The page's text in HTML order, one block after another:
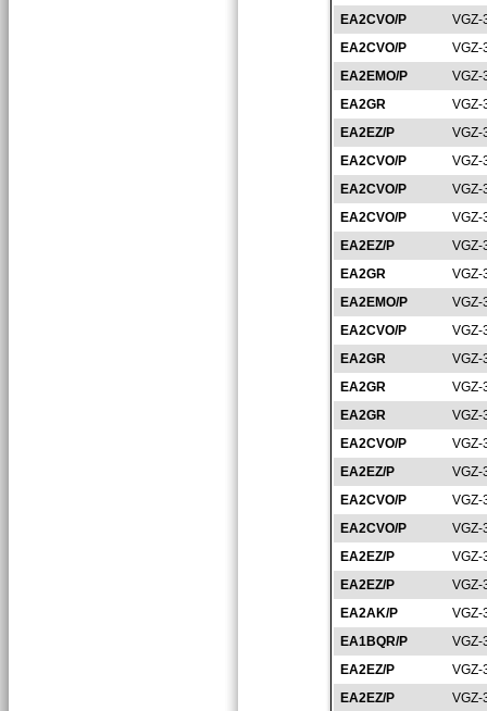
EA2CVO/P
VGZ-
EA2CVO/P
VGZ-
EA2EMO/P
VGZ-
EA2GR
VGZ-
EA2EZ/P
VGZ-
EA2CVO/P
VGZ-
EA2CVO/P
VGZ-
EA2CVO/P
VGZ-
EA2EZ/P
VGZ-
EA2GR
VGZ-
EA2EMO/P
VGZ-
EA2CVO/P
VGZ-
EA2GR
VGZ-
EA2GR
VGZ-
EA2GR
VGZ-
EA2CVO/P
VGZ-
EA2EZ/P
VGZ-
EA2CVO/P
VGZ-
EA2CVO/P
VGZ-
EA2EZ/P
VGZ-
EA2EZ/P
VGZ-
EA2AK/P
VGZ-
EA1BQR/P
VGZ-
EA2EZ/P
VGZ-
EA2EZ/P
VGZ-